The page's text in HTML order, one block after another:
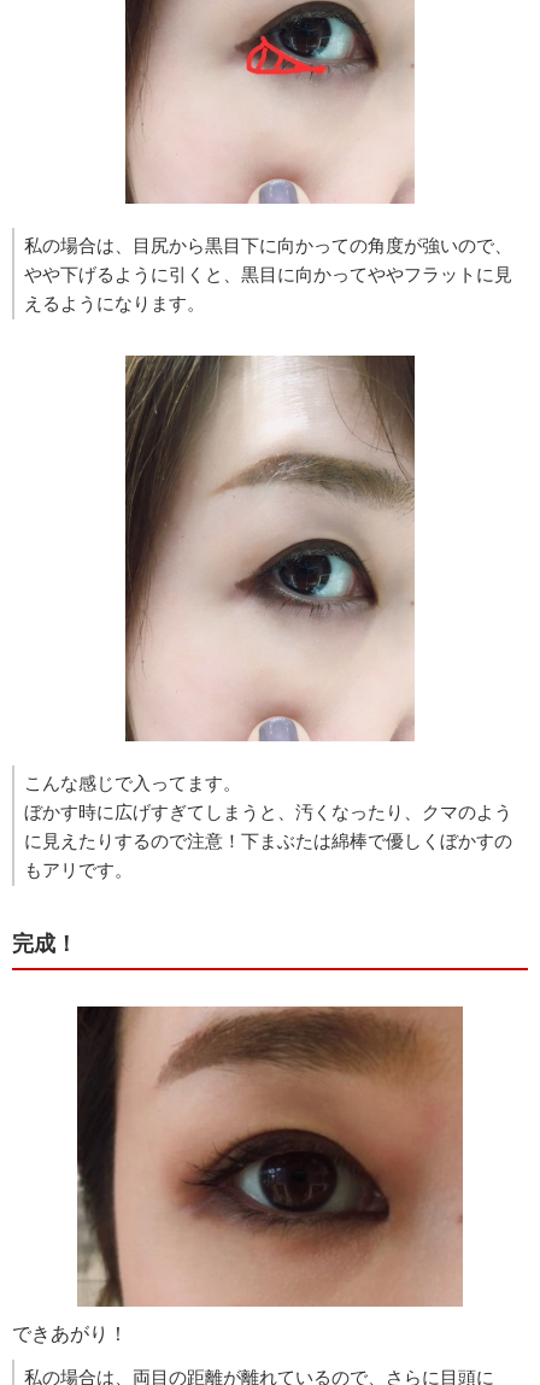
私の場合は、目尻から黒目下に向かっての角度が強いので、
やや下げるように引くと、黒目に向かってややフラットに見
えるようになります。
こんな感じで入ってます。
ぼかす時に広げすぎてしまうと、汚くなったり、クマのよう
に見えたりするので注意！下まぶたは綿棒で優しくぼかすの
もアリです。
完成！
できあがり！
私の場合は、両目の距離が離れているので、さらに目頭に